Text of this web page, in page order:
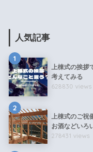
人気記事
1
上棟式の挨拶
考えてみる
628830 views
2
上棟式のご祝
お酒などいろ
278431 views